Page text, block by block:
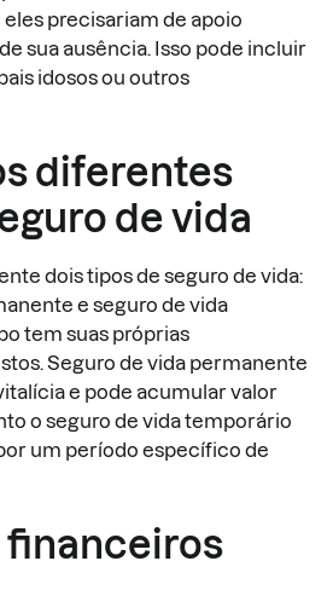
precisariam de apoio
sua ausência. Isso pode incluir
idosos ou outros
diferentes
de vida
dois tipos de seguro de vida:
e seguro de vida
tem suas próprias
Seguro de vida permanente
e pode acumular valor
o seguro de vida temporário
um período específico de